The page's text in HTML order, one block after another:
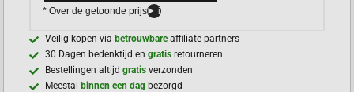
* Over de getoonde prijs i
Veilig kopen viabetrouwbareaffiliate partners
30 Dagen bedenktijd engratis retourneren
Bestellingen altijdgratisverzonden
Meestalbinnen een dag bezorgd